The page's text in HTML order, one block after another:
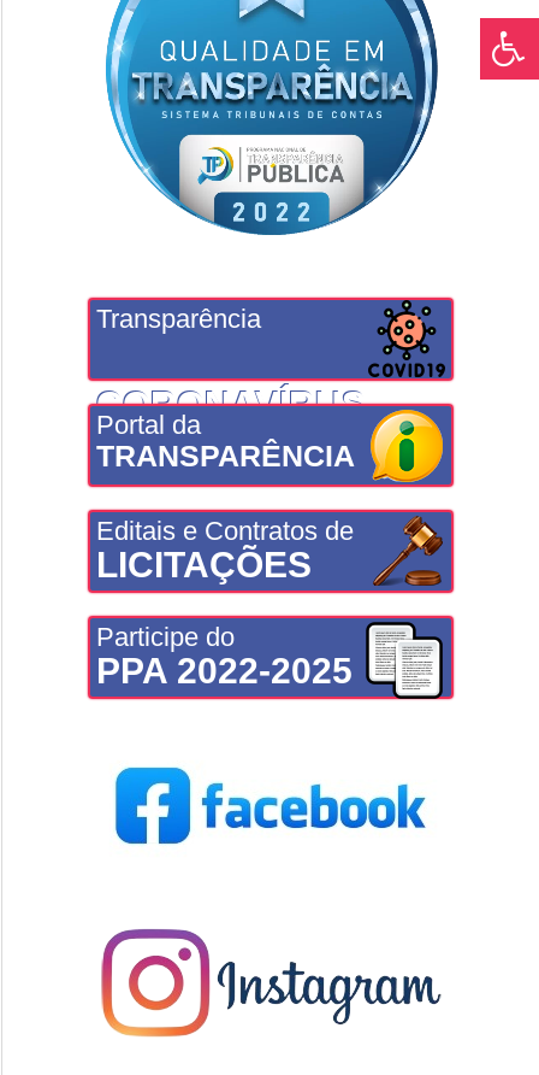
Transparência
CORONAVÍRUS
Portal da
TRANSPARÊNCIA
Editais e Contratos de
LICITAÇÕES
Participe do
PPA 2022-2025